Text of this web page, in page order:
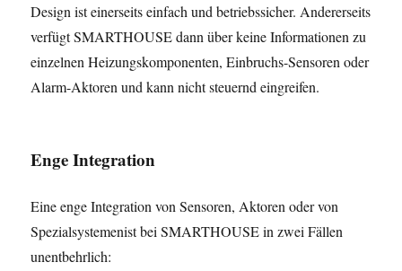
Design ist einerseits einfach und betriebssicher. Andererseits
verfügt SMARTHOUSE dann über keine Informationen zu
einzelnen Heizungskomponenten, Einbruchs-Sensoren oder
Alarm-Aktoren und kann nicht steuernd eingreifen.
Enge Integration
Eine enge Integration von Sensoren, Aktoren oder von
Spezialsystemenist bei SMARTHOUSE in zwei Fällen
unentbehrlich: